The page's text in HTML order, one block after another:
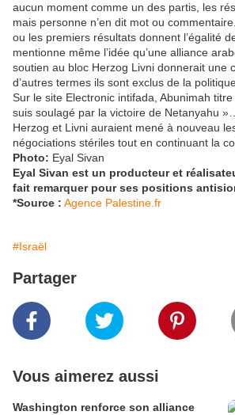
aucun moment comme un des partis, les
mais personne n’en dit mot ou
ou les premiers résultats donnent l’égalité
mentionne même l’idée qu’une alliance
soutien au bloc Herzog Livni donnerait une
d’autres termes ils sont exclus de la
Sur le site Electronic intifada, Abunimah
suis soulagé par la victoire de Netanyahu
Herzog et Livni auraient mené à nouveau
négociations stériles tout en continuant la
Photo: Eyal Sivan
Eyal Sivan est un producteur et
fait remarquer pour ses positions
*Source : Agence Palestine.fr
#Israël
Partager
Vous aimerez aussi
Washington renforce son alliance